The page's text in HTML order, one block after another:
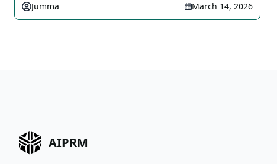
Jumma March 14, 2026
AIPRM